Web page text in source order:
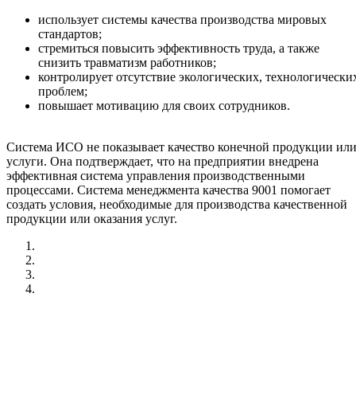
использует системы качества производства мировых
стандартов;
стремиться повысить эффективность труда, а также
снизить травматизм работников;
контролирует отсутствие экологических,
проблем;
повышает мотивацию для своих сотрудников.
Система ИСО не показывает качество конечной продукции или
услуги. Она подтверждает, что на предприятии внедрена
эффективная система управления производственными
процессами. Система менеджмента качества 9001 помогает
создать условия, необходимые для производства качественной
продукции или оказания услуг.